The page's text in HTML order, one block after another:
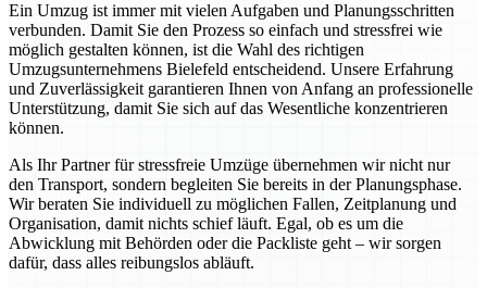
Ein Umzug ist immer mit vielen Aufgaben und Planungsschritten
verbunden. Damit Sie den Prozess so einfach und stressfrei wie
möglich gestalten können, ist die Wahl des richtigen
Umzugsunternehmens Bielefeld entscheidend. Unsere Erfahrung
und Zuverlässigkeit garantieren Ihnen von Anfang an professionelle
Unterstützung, damit Sie sich auf das Wesentliche konzentrieren
können.
Als Ihr Partner für stressfreie Umzüge übernehmen wir nicht nur
den Transport, sondern begleiten Sie bereits in der Planungsphase.
Wir beraten Sie individuell zu möglichen Fallen, Zeitplanung und
Organisation, damit nichts schief läuft. Egal, ob es um die
Abwicklung mit Behörden oder die Packliste geht – wir sorgen
dafür, dass alles reibungslos abläuft.